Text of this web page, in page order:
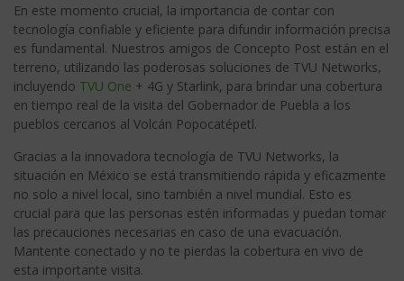
En este momento crucial, la importancia de contar con
tecnología confiable y eficiente para difundir información precisa
es fundamental. Nuestros amigos de Concepto Post están en el
terreno, utilizando las poderosas soluciones de TVU Networks,
incluyendo TVU One + 4G y Starlink, para brindar una cobertura
en tiempo real de la visita del Gobernador de Puebla a los
pueblos cercanos al Volcán Popocatépetl.
Gracias a la innovadora tecnología de TVU Networks, la
situación en México se está transmitiendo rápida y eficazmente
no solo a nivel local, sino también a nivel mundial. Esto es
crucial para que las personas estén informadas y puedan tomar
las precauciones necesarias en caso de una evacuación.
Mantente conectado y no te pierdas la cobertura en vivo de
esta importante visita.